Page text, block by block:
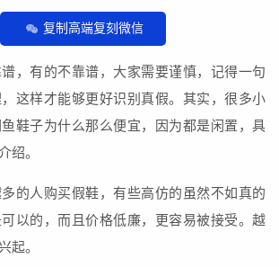
复制高端复刻微信
，有的不靠谱，大家需要谨慎，记得一句
这样才能够更好识别真假。其实，很多小
鞋子为什么那么便宜，因为都是闲置，具
绍。
的人购买假鞋，有些高仿的虽然不如真的
以的，而且价格低廉，更容易被接受。越
起。